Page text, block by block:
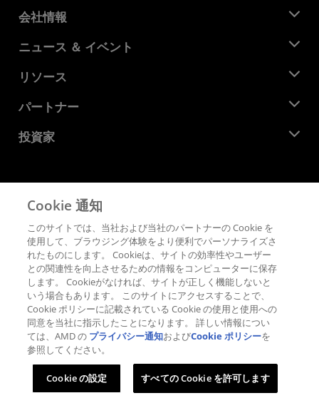
会社情報
AMD について
企業責任
キャリア
お問い合わせ
ニュース ＆ イベント
ニュースルーム
メディア ライブラリ
リソース
デベロッパー セントラル
ケース スタディ
パートナー
AMD パートナー ハブ
投資家
財務情報
取締役会
SEC 提出書類
プライバシー
商標
サプライ チェーンの透明性
公正でオープンな競争
英国税務戦略
Cookie ポリシー
Cookie の設定
Cookie 通知
このサイトでは、当社および当社のパートナーの Cookie を
使用して、ブラウジング体験をより便利でパーソナライズさ
れたものにします。 Cookieは、サイトの効率性やユーザー
との関連性を向上させるための情報をコンピューターに保存
します。 Cookieがなければ、サイトが正しく機能しないと
いう場合もあります。 このサイトにアクセスすることで、
Cookie ポリシーに記載されている Cookie の使用と使用への
同意を当社に指示したことになります。 詳しい情報につい
ては、AMD の プライバシー通知およびCookie ポリシーを
参照してください。
Cookie の設定 すべての Cookie を許可します